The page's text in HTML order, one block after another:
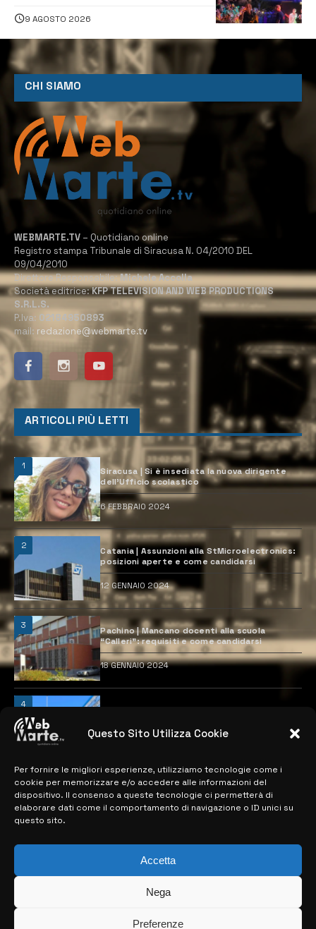
Questo Sito Utilizza Cookie
Per fornire le migliori esperienze, utilizziamo tecnologie come i
cookie per memorizzare e/o accedere alle informazioni del
dispositivo. Il consenso a queste tecnologie ci permetterà di
elaborare dati come il comportamento di navigazione o ID unici su
questo sito.
Accetta
Nega
Preferenze
9 AGOSTO 2026
CHI SIAMO
WEBMARTE.TV – Quotidiano online
Registro stampa Tribunale di Siracusa N. 04/2010 DEL
09/04/2010
Direttore Responsabile:Michele Accolla
Società editrice:KFP TELEVISION AND WEB PRODUCTIONS
S.R.L.S.
P.Iva: 02184950893
mail: redazione@webmarte.tv
ARTICOLI PIÙ LETTI
1
Siracusa | Si è insediata la nuova dirigente
dell’Ufficio scolastico
6 FEBBRAIO 2024
2
Catania | Assunzioni alla StMicroelectronics:
posizioni aperte e come candidarsi
12 GENNAIO 2024
3
Pachino | Mancano docenti alla scuola
“Calleri”: requisiti e come candidarsi
18 GENNAIO 2024
4
previste
MAPPA DEL SITO